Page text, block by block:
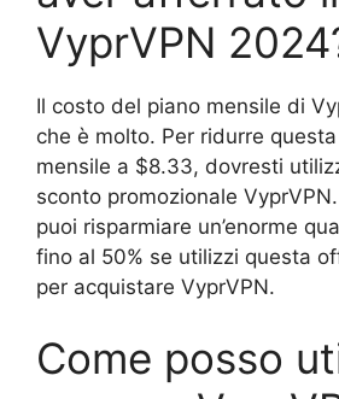
VyprVPN
Il costo del piano mensile di
che è molto. Per ridurre
mensile a $8.33, dovresti
sconto promozionale
puoi risparmiare un’enorme
fino al 50% se utilizzi questa
per acquistare VyprVPN.
Come posso